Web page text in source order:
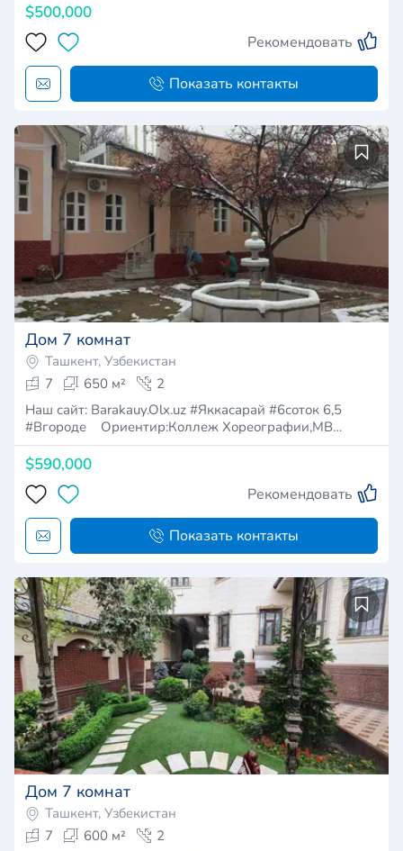
$500,000
Рекомендовать
Показать контакты
Дом 7 комнат
Ташкент, Узбекистан
7
650 м²
2
Наш сайт: Barakauy.Olx.uz #Яккасарай #6соток 6,5
#Вгороде Ориентир:Коллеж Хореографии,МВ…
$590,000
Рекомендовать
Показать контакты
Дом 7 комнат
Ташкент, Узбекистан
7
600 м²
2